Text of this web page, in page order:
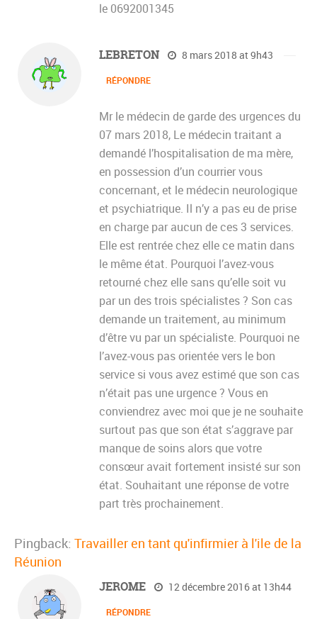
le 0692001345
LEBRETON 8 mars 2018 at 9h43
RÉPONDRE
Mr le médecin de garde des urgences du
07 mars 2018, Le médecin traitant a
demandé l’hospitalisation de ma mère,
en possession d’un courrier vous
concernant, et le médecin neurologique
et psychiatrique. Il n’y a pas eu de prise
en charge par aucun de ces 3 services.
Elle est rentrée chez elle ce matin dans
le même état. Pourquoi l’avez-vous
retourné chez elle sans qu’elle soit vu
par un des trois spécialistes ? Son cas
demande un traitement, au minimum
d’être vu par un spécialiste. Pourquoi ne
l’avez-vous pas orientée vers le bon
service si vous avez estimé que son cas
n’était pas une urgence ? Vous en
conviendrez avec moi que je ne souhaite
surtout pas que son état s’aggrave par
manque de soins alors que votre
consœur avait fortement insisté sur son
état. Souhaitant une réponse de votre
part très prochainement.
Pingback: Travailler en tant qu'infirmier à l'ile de la
Réunion
JEROME 12 décembre 2016 at 13h44
RÉPONDRE